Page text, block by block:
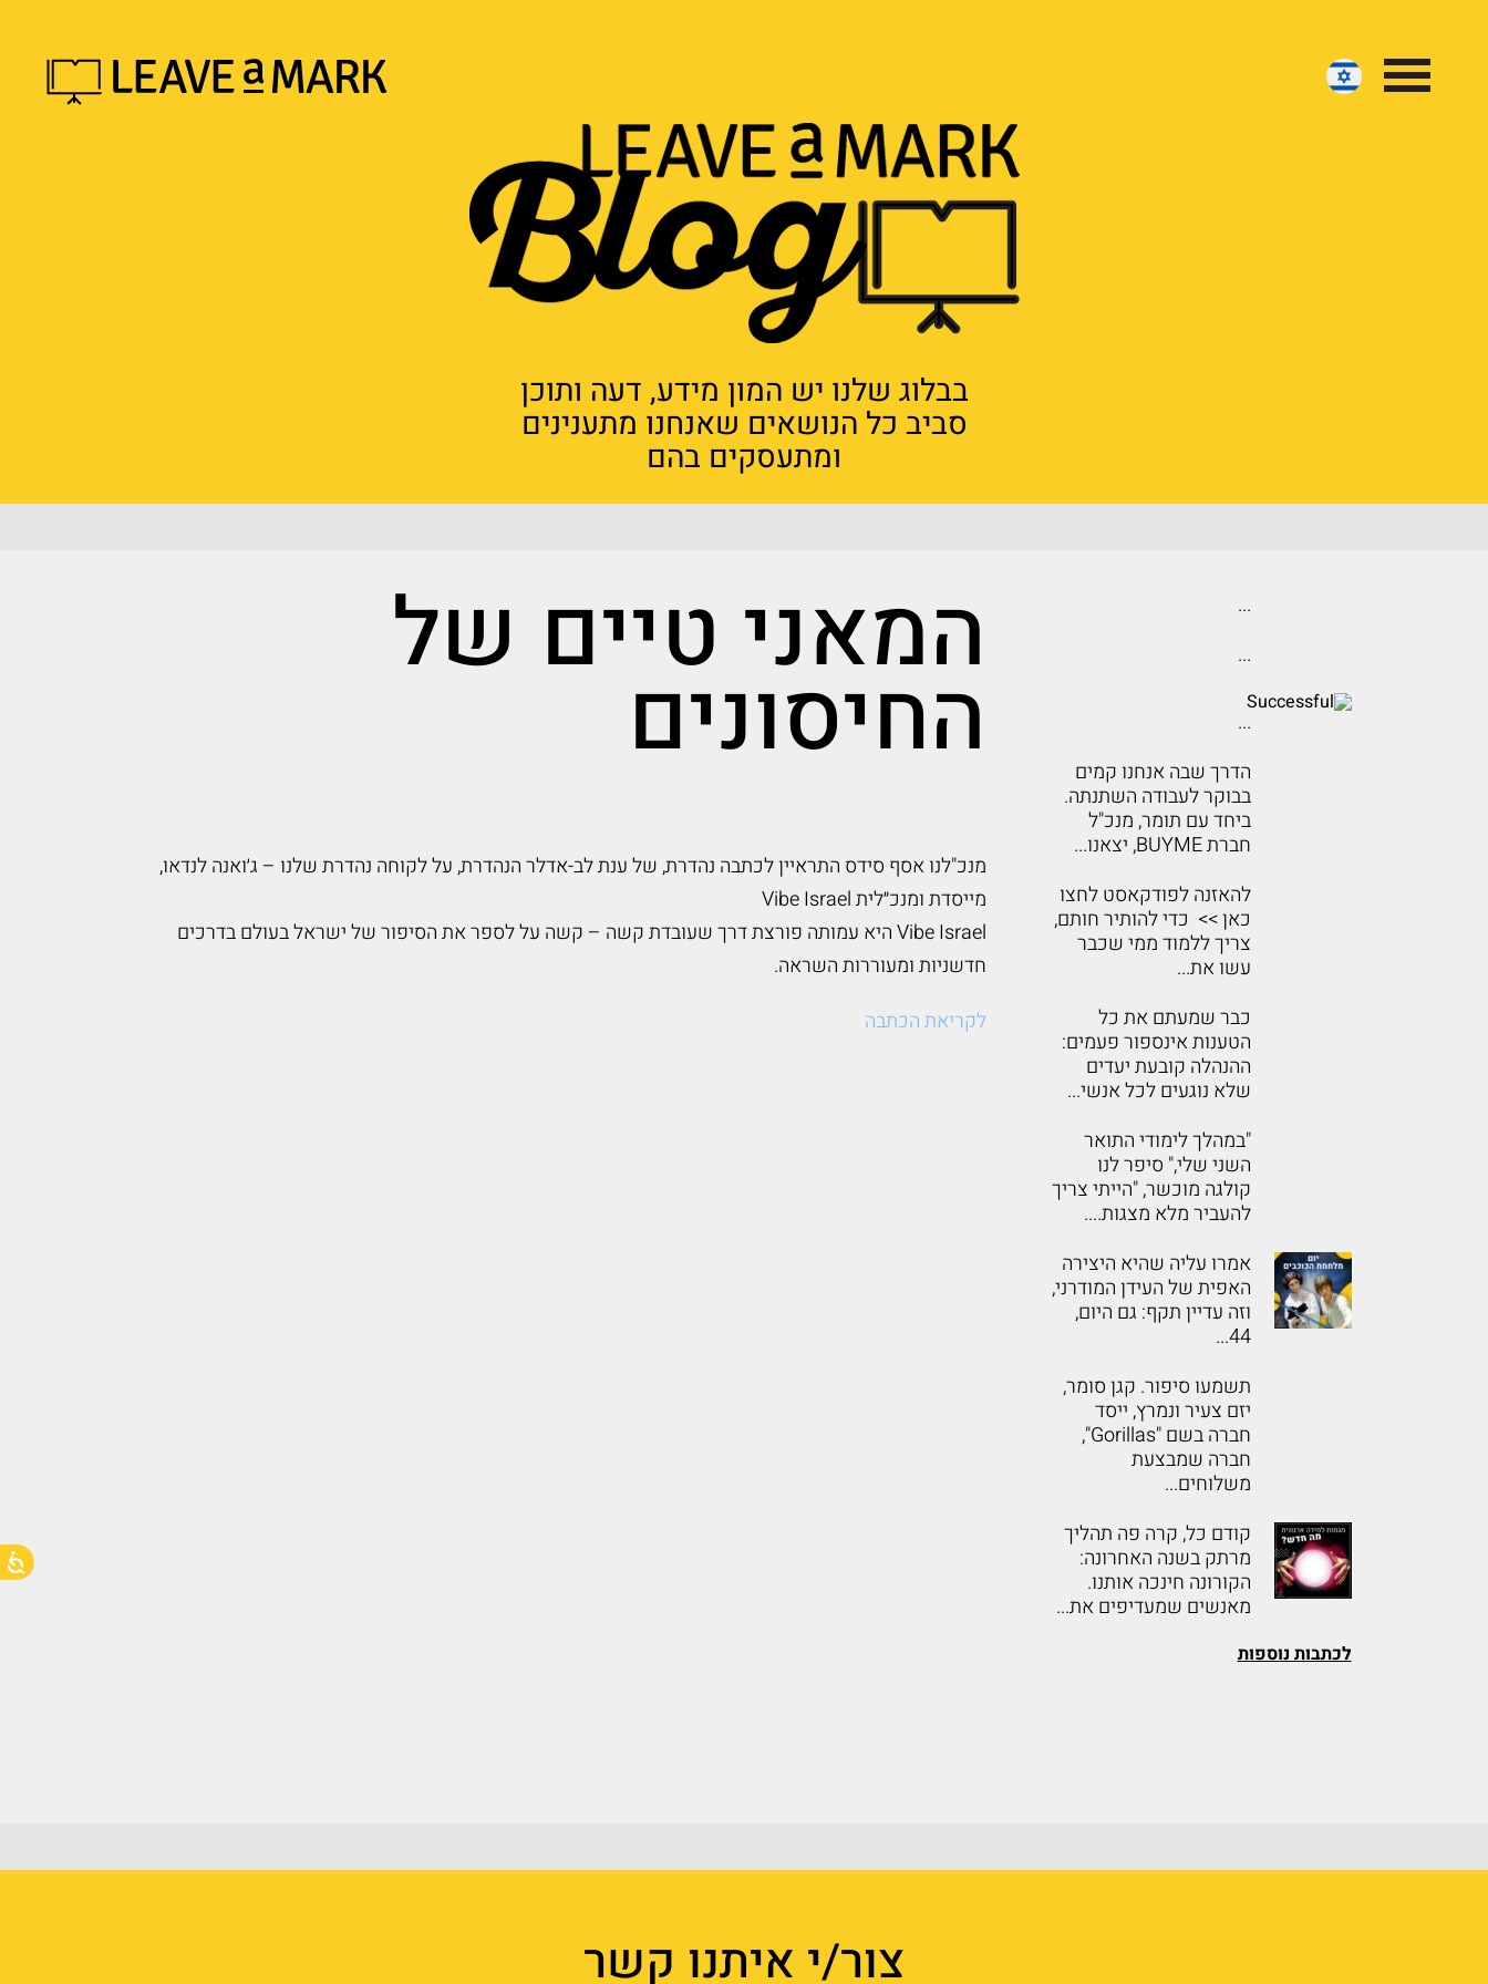
בבלוג שלנו יש המון מידע, דעה ותוכן
סביב כל הנושאים שאנחנו מתענינים
ומתעסקים בהם
המאני טיים של
החיסונים
מנכ"לנו אסף סידס התראיין לכתבה נהדרת, של ענת לב-אדלר הנהדרת, על לקוחה נהדרת שלנו – ג׳ואנה לנדאו,
מייסדת ומנכ״לית Vibe Israel
Vibe Israel היא עמותה פורצת דרך שעובדת קשה – קשה על לספר את הסיפור של ישראל בעולם בדרכים
חדשניות ומעוררות השראה.
לקריאת הכתבה
...
...
...
הדרך שבה אנחנו קמים
בבוקר לעבודה השתנתה.
ביחד עם תומר, מנכ"ל
חברת BUYME, יצאנו...
להאזנה לפודקאסט לחצו
כאן >> כדי להותיר חותם,
צריך ללמוד ממי שכבר
עשו את...
כבר שמעתם את כל
הטענות אינספור פעמים:
ההנהלה קובעת יעדים
שלא נוגעים לכל אנשי...
"במהלך לימודי התואר
השני שלי," סיפר לנו
קולגה מוכשר, "הייתי צריך
להעביר מלא מצגות....
אמרו עליה שהיא היצירה
האפית של העידן המודרני,
וזה עדיין תקף: גם היום,
44...
תשמעו סיפור. קגן סומר,
יזם צעיר ונמרץ, ייסד
חברה בשם "Gorillas",
חברה שמבצעת
משלוחים...
קודם כל, קרה פה תהליך
מרתק בשנה האחרונה:
הקורונה חינכה אותנו.
מאנשים שמעדיפים את...
לכתבות נוספות
צור/י איתנו קשר